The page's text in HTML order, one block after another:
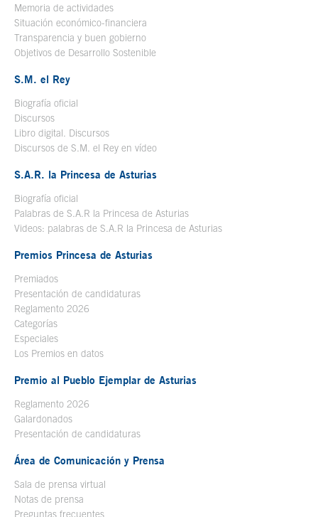
Memoria de actividades
Situación económico-financiera
Transparencia y buen gobierno
Objetivos de Desarrollo Sostenible
S.M. el Rey
Biografía oficial
Discursos
Libro digital. Discursos
Discursos de S.M. el Rey en vídeo
S.A.R. la Princesa de Asturias
Biografía oficial
Palabras de S.A.R la Princesa de Asturias
Videos: palabras de S.A.R la Princesa de Asturias
Premios Princesa de Asturias
Premiados
Presentación de candidaturas
Reglamento 2026
Categorías
Especiales
Los Premios en datos
Premio al Pueblo Ejemplar de Asturias
Reglamento 2026
Galardonados
Presentación de candidaturas
Área de Comunicación y Prensa
Sala de prensa virtual
Notas de prensa
Preguntas frecuentes